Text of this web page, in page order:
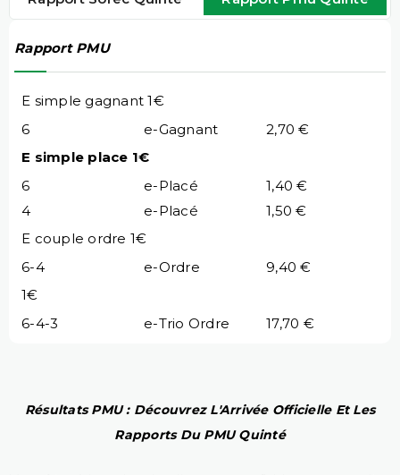
Rapport PMU
E simple gagnant 1€
6
e-Gagnant
2,70 €
E simple place 1€
6
e-Placé
1,40 €
4
e-Placé
1,50 €
E couple ordre 1€
6-4
e-Ordre
9,40 €
1€
6-4-3
e-Trio Ordre 17,70 €
Résultats PMU : Découvrez L'Arrivée Officielle Et Les
Rapports Du PMU Quinté